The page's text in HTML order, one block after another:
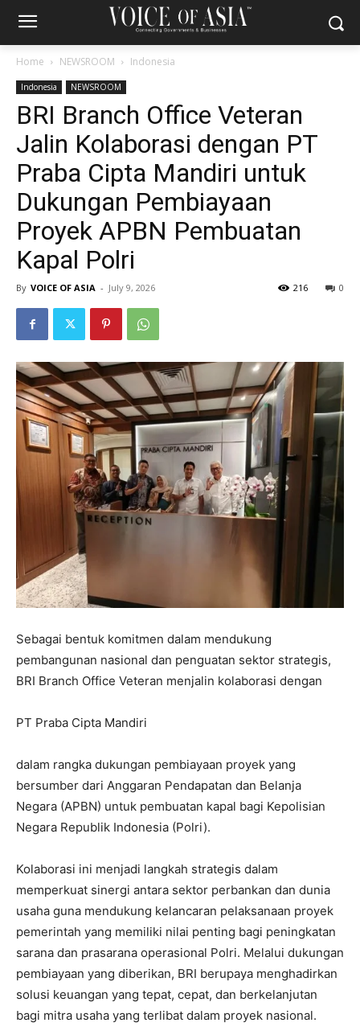
Home NEWSROOM Indonesia
Indonesia NEWSROOM
BRI Branch Office Veteran
Jalin Kolaborasi dengan PT
Praba Cipta Mandiri untuk
Dukungan Pembiayaan
Proyek APBN Pembuatan
Kapal Polri
By VOICE OF ASIA - July 9, 2026 0
216
Sebagai bentuk komitmen dalam mendukung
pembangunan nasional dan penguatan sektor strategis,
BRI Branch Office Veteran menjalin kolaborasi dengan
PT Praba Cipta Mandiri
dalam rangka dukungan pembiayaan proyek yang
bersumber dari Anggaran Pendapatan dan Belanja
Negara (APBN) untuk pembuatan kapal bagi Kepolisian
Negara Republik Indonesia (Polri).
Kolaborasi ini menjadi langkah strategis dalam
memperkuat sinergi antara sektor perbankan dan dunia
usaha guna mendukung kelancaran pelaksanaan proyek
pemerintah yang memiliki nilai penting bagi peningkatan
sarana dan prasarana operasional Polri. Melalui dukungan
pembiayaan yang diberikan, BRI berupaya menghadirkan
solusi keuangan yang tepat, cepat, dan berkelanjutan
bagi mitra usaha yang terlibat dalam proyek nasional.